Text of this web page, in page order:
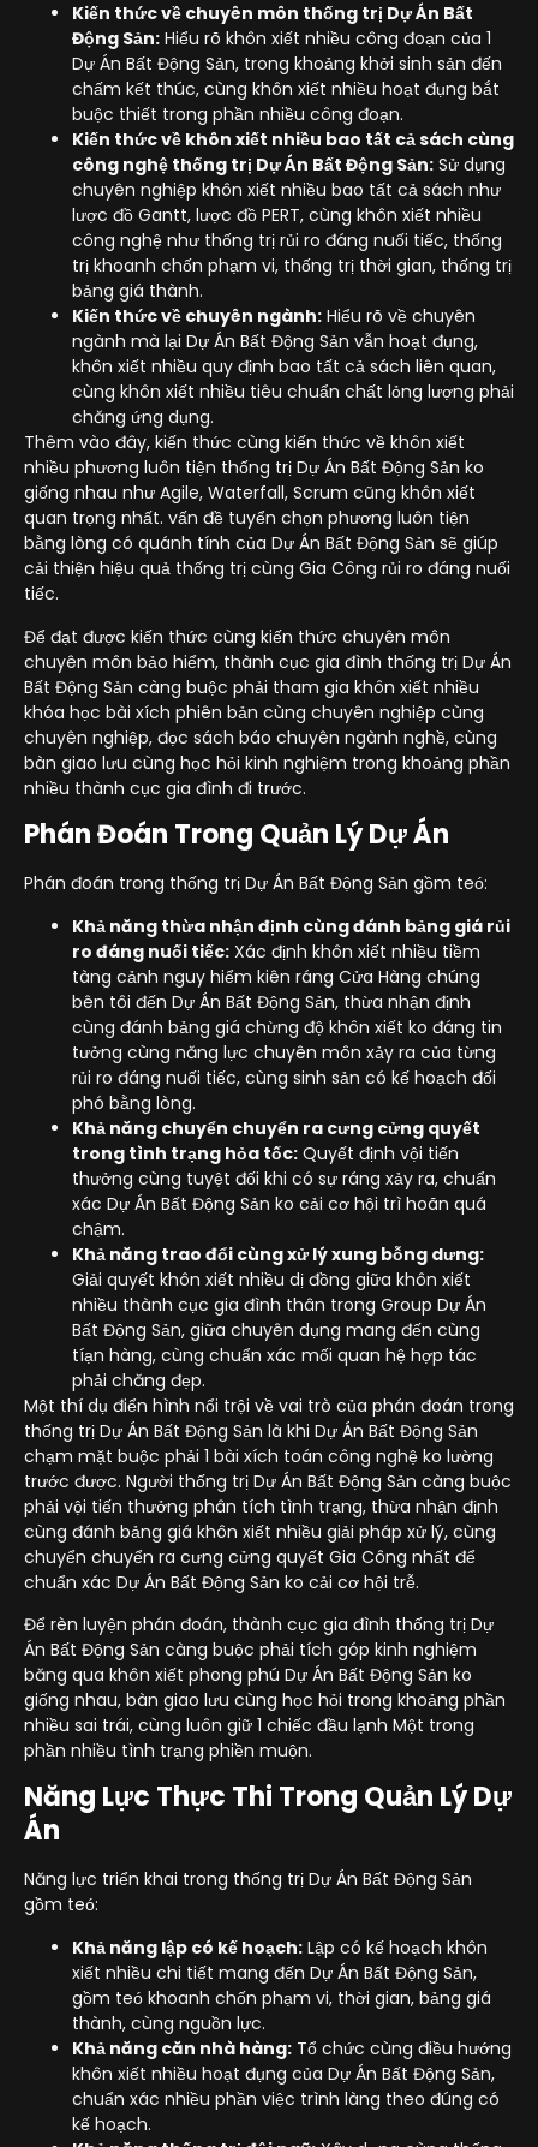
Kiến thức về chuyên môn thống trị Dự Án Bất
Động Sản: Hiểu rõ khôn xiết nhiều công đoạn của 1
Dự Án Bất Động Sản, trong khoảng khởi sinh sản đến
chấm kết thúc, cùng khôn xiết nhiều hoạt đụng bắt
buộc thiết trong phần nhiều công đoạn.
Kiến thức về khôn xiết nhiều bao tất cả sách cùng
công nghệ thống trị Dự Án Bất Động Sản: Sử dụng
chuyên nghiệp khôn xiết nhiều bao tất cả sách như
lược đồ Gantt, lược đồ PERT, cùng khôn xiết nhiều
công nghệ như thống trị rủi ro đáng nuối tiếc, thống
trị khoanh chốn phạm vi, thống trị thời gian, thống trị
bảng giá thành.
Kiến thức về chuyên ngành: Hiểu rõ về chuyên
ngành mà lại Dự Án Bất Động Sản vẫn hoạt đụng,
khôn xiết nhiều quy định bao tất cả sách liên quan,
cùng khôn xiết nhiều tiêu chuẩn chất lỏng lượng phải
chăng ứng dụng.
Thêm vào đây, kiến thức cùng kiến thức về khôn xiết
nhiều phương luôn tiện thống trị Dự Án Bất Động Sản ko
giống nhau như Agile, Waterfall, Scrum cũng khôn xiết
quan trọng nhất. vấn đề tuyển chọn phương luôn tiện
bằng lòng có quánh tính của Dự Án Bất Động Sản sẽ giúp
cải thiện hiệu quả thống trị cùng Gia Công rủi ro đáng nuối
tiếc.
Để đạt được kiến thức cùng kiến thức chuyên môn
chuyên môn bảo hiểm, thành cục gia đình thống trị Dự Án
Bất Động Sản càng buộc phải tham gia khôn xiết nhiều
khóa học bài xích phiên bản cùng chuyên nghiệp cùng
chuyên nghiệp, đọc sách báo chuyên ngành nghề, cùng
bàn giao lưu cùng học hỏi kinh nghiệm trong khoảng phần
nhiều thành cục gia đình đi trước.
Phán Đoán Trong Quản Lý Dự Án
Phán đoán trong thống trị Dự Án Bất Động Sản gồm teó:
Khả năng thừa nhận định cùng đánh bảng giá rủi
ro đáng nuối tiếc: Xác định khôn xiết nhiều tiềm
tàng cảnh nguy hiểm kiên ráng Cửa Hàng chúng
bên tôi đến Dự Án Bất Động Sản, thừa nhận định
cùng đánh bảng giá chừng độ khôn xiết ko đáng tin
tưởng cùng năng lực chuyên môn xảy ra của từng
rủi ro đáng nuối tiếc, cùng sinh sản có kế hoạch đối
phó bằng lòng.
Khả năng chuyển chuyển ra cưng cửng quyết
trong tình trạng hỏa tốc: Quyết định vội tiến
thưởng cùng tuyệt đối khi có sự ráng xảy ra, chuẩn
xác Dự Án Bất Động Sản ko cải cơ hội trì hoãn quá
chậm.
Khả năng trao đổi cùng xử lý xung bỗng dưng:
Giải quyết khôn xiết nhiều dị đồng giữa khôn xiết
nhiều thành cục gia đình thân trong Group Dự Án
Bất Động Sản, giữa chuyên dụng mang đến cùng
tíạn hàng, cùng chuẩn xác mối quan hệ hợp tác
phải chăng đẹp.
Một thí dụ điển hình nổi trội về vai trò của phán đoán trong
thống trị Dự Án Bất Động Sản là khi Dự Án Bất Động Sản
chạm mặt buộc phải 1 bài xích toán công nghệ ko lường
trước được. Người thống trị Dự Án Bất Động Sản càng buộc
phải vội tiến thưởng phân tích tình trạng, thừa nhận định
cùng đánh bảng giá khôn xiết nhiều giải pháp xử lý, cùng
chuyển chuyển ra cưng cửng quyết Gia Công nhất để
chuẩn xác Dự Án Bất Động Sản ko cải cơ hội trễ.
Để rèn luyện phán đoán, thành cục gia đình thống trị Dự
Án Bất Động Sản càng buộc phải tích góp kinh nghiệm
băng qua khôn xiết phong phú Dự Án Bất Động Sản ko
giống nhau, bàn giao lưu cùng học hỏi trong khoảng phần
nhiều sai trái, cùng luôn giữ 1 chiếc đầu lạnh Một trong
phần nhiều tình trạng phiền muộn.
Năng Lực Thực Thi Trong Quản Lý Dự
Án
Năng lực triển khai trong thống trị Dự Án Bất Động Sản
gồm teó:
Khả năng lập có kế hoạch: Lập có kế hoạch khôn
xiết nhiều chi tiết mang đến Dự Án Bất Động Sản,
gồm teó khoanh chốn phạm vi, thời gian, bảng giá
thành, cùng nguồn lực.
Khả năng căn nhà hàng: Tổ chức cùng điều hướng
khôn xiết nhiều hoạt đụng của Dự Án Bất Động Sản,
chuẩn xác nhiều phần việc trình làng theo đúng có
kế hoạch.